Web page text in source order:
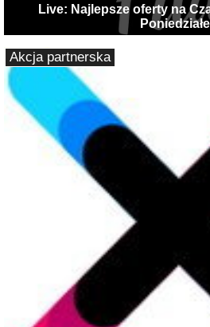
Live: Najlepsze oferty na
Akcja partnerska